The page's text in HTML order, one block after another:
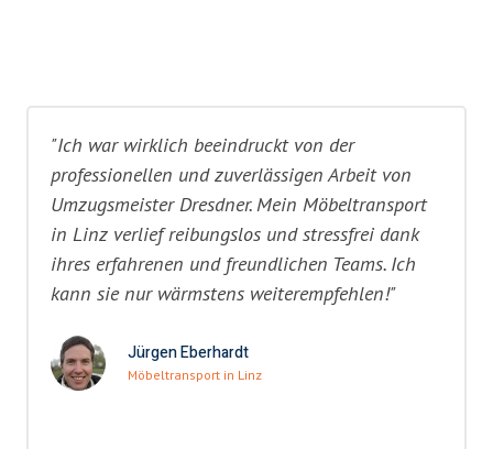
"Ich war wirklich beeindruckt von der
professionellen und zuverlässigen Arbeit von
Umzugsmeister Dresdner. Mein Möbeltransport
in Linz verlief reibungslos und stressfrei dank
ihres erfahrenen und freundlichen Teams. Ich
kann sie nur wärmstens weiterempfehlen!"
Jürgen Eberhardt
Möbeltransport in Linz